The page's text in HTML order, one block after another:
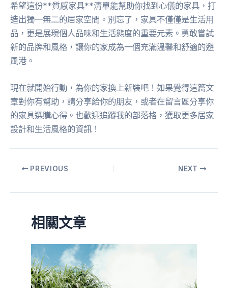
希望這份**質感家具**清單能幫助你找到心儀的家具，打
造出獨一無二的居家空間。別忘了，家具不僅僅是生活用
品，更是展現個人品味和生活態度的重要元素。勇敢嘗試
新的品牌和風格，讓你的家成為一個充滿溫馨和舒適的避
風港。
現在就開始行動，為你的家換上新裝吧！如果覺得這篇文
章對你有幫助，請分享給你的朋友，或者在留言區分享你
的家具選購心得。也歡迎追蹤我的部落格，獲取更多居家
設計和生活風格的資訊！
PREVIOUS NEXT
相關文章